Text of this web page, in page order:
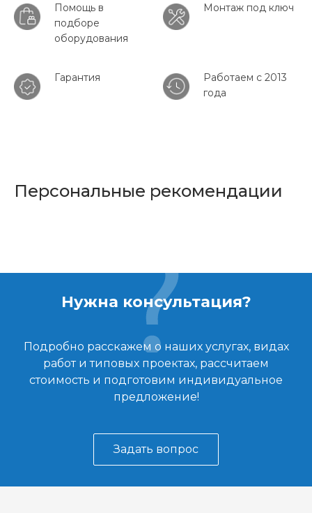
Помощь в
подборе
оборудования
Монтаж под ключ
Гарантия
Работаем с 2013
года
Персональные рекомендации
Нужна консультация?
Подробно расскажем о наших услугах, видах
работ и типовых проектах, рассчитаем
стоимость и подготовим индивидуальное
предложение!
Задать вопрос